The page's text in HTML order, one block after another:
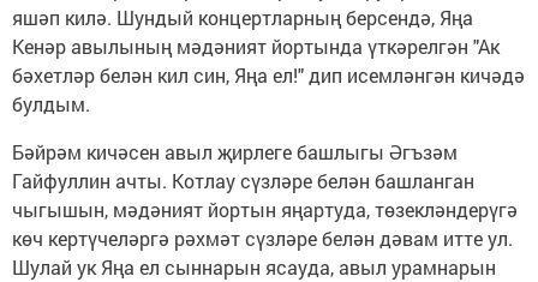
яшәп килә. Шундый концертларның берсендә, Яңа
Кенәр авылының мәдәният йортында үткәрелгән "Ак
бәхетләр белән кил син, Яңа ел!" дип исемләнгән кичәдә
булдым.
Бәйрәм кичәсен авыл җирлеге башлыгы Әгъзәм
Гайфуллин ачты. Котлау сүзләре белән башланган
чыгышын, мәдәният йортын яңартуда, төзекләндерүгә
көч кертүчеләргә рәхмәт сүзләре белән дәвам итте ул.
Шулай ук Яңа ел сыннарын ясауда, авыл урамнарын